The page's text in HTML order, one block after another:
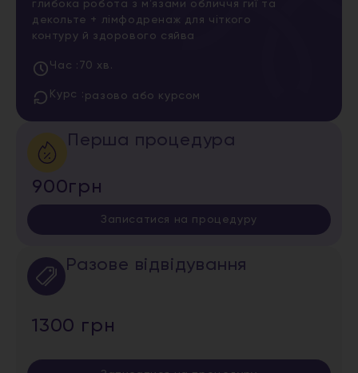
глибока робота з мʼязами обличчя гиї та
декольте + лімфодренаж для чіткого
контуру й здорового сяйва
Час : 70 хв.
Курс : разово або курсом
Перша процедура
900грн
Записатися на процедуру
Разове відвідування
1300 грн